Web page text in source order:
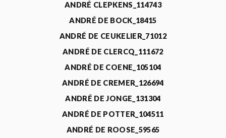
ANDRÉ CLEPKENS_114743
ANDRÉ DE BOCK_18415
ANDRÉ DE CEUKELIER_71012
ANDRÉ DE CLERCQ_111672
ANDRÉ DE COENE_105104
ANDRÉ DE CREMER_126694
ANDRÉ DE JONGE_131304
ANDRÉ DE POTTER_104511
ANDRÉ DE ROOSE_59565